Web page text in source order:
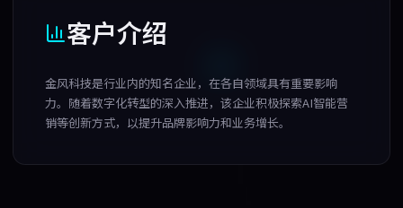
客户介绍
金风科技是行业内的知名企业，在各自领域具有重要影响
力。随着数字化转型的深入推进，该企业积极探索AI智能营
销等创新方式，以提升品牌影响力和业务增长。